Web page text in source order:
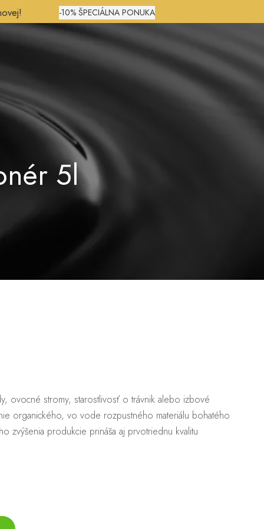
-10% ŠPECIÁLNA PONUKA
0
5l
ovocné stromy, starostlivosť o trávnik alebo izbové
organického, vo vode rozpustného materiálu bohatého
zvýšenia produkcie prináša aj prvotriednu kvalitu